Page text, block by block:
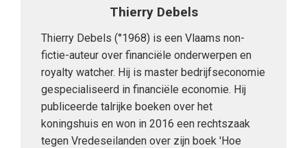
Thierry Debels
Thierry Debels (°1968) is een Vlaams non-
fictie-auteur over financiële onderwerpen en
royalty watcher. Hij is master bedrijfseconomie
gespecialiseerd in financiële economie. Hij
publiceerde talrijke boeken over het
koningshuis en won in 2016 een rechtszaak
tegen Vredeseilanden over zijn boek 'Hoe